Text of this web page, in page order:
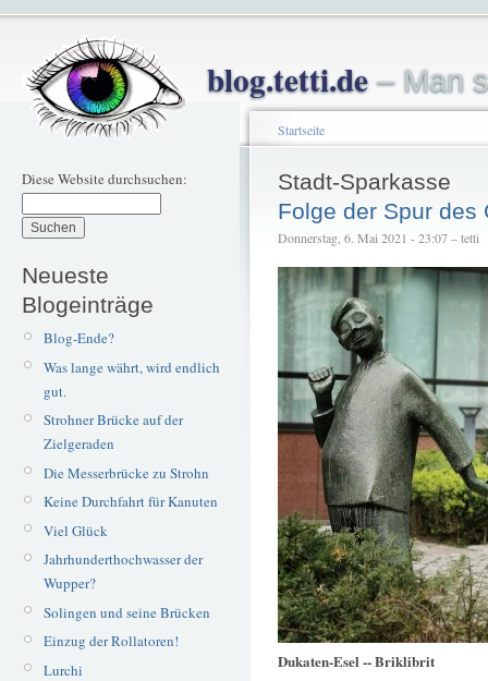
blog.tetti.de– Man
Diese Website durchsuchen:
Neueste
Blogeinträge
Blog-Ende?
Was lange währt, wird endlich
gut.
Strohner Brücke auf der
Zielgeraden
Die Messerbrücke zu Strohn
Keine Durchfahrt für Kanuten
Viel Glück
Jahrhunderthochwasser der
Wupper?
Solingen und seine Brücken
Einzug der Rollatoren!
Lurchi
Startseite
Stadt-Sparkasse
Folge der Spur des
Donnerstag, 6. Mai 2021 - 23:07 – tetti
Dukaten-Esel -- Briklibrit